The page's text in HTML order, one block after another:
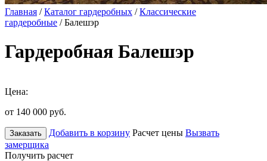
Главная /Каталог гардеробных /Классические
гардеробные / Балешэр
Гардеробная Балешэр
Цена:
от 140 000 руб.
Заказать Добавить в корзину Расчет цены Вызвать
замерщика
Получить расчет